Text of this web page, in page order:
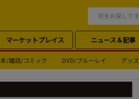
マーケットプレイス ニュース＆記事
本/雑誌/コミック DVD/ブルーレイ グッズ